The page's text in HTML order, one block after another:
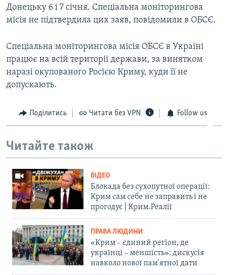
Донецьку 6 і 7 січня. Спеціальна моніторингова
місія не підтвердила цих заяв, повідомили в ОБСЄ.
Спеціальна моніторингова місія ОБСЄ в Україні
працює на всій території держави, за винятком
наразі окупованого Росією Криму, куди її не
допускають.
Поділитись Читати без VPN Follow us
Читайте також
ВІДЕО
Блокада без сухопутної операції:
Крим сам себе не заправить і не
прогодує | Крим.Реалії
ПРАВА ЛЮДИНИ
«Крим – єдиний регіон, де
українці – меншість»: дискусія
навколо нової пам'ятної дати